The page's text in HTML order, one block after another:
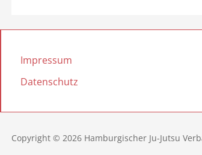
Impressum
Datenschutz
Copyright © 2026 Hamburgischer Ju-Jutsu